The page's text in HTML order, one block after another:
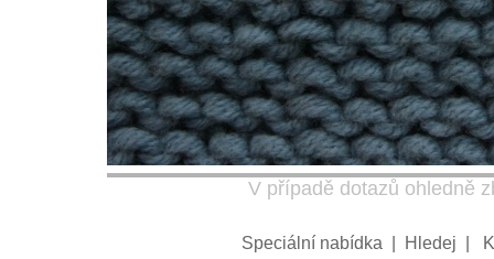
V případě dotazů ohledně
Speciální nabídka Hledej